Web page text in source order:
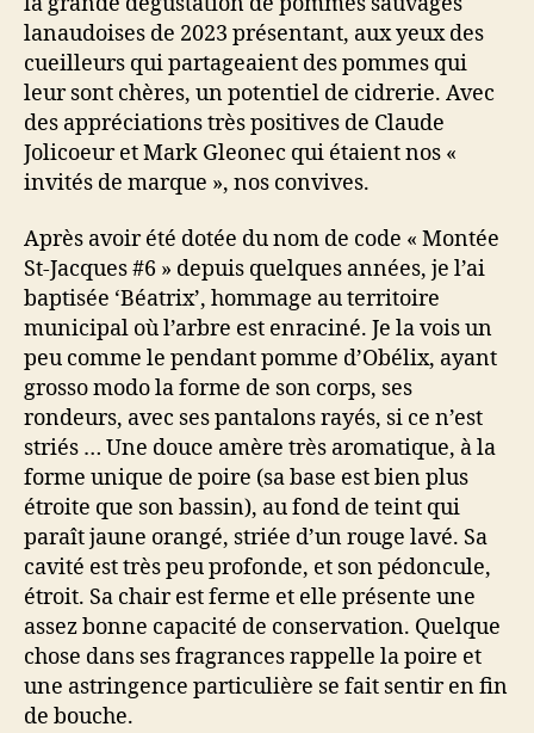
lanaudoises de 2023 présentant, aux yeux des
cueilleurs qui partageaient des pommes qui
leur sont chères, un potentiel de cidrerie. Avec
des appréciations très positives de Claude
Jolicoeur et Mark Gleonec qui étaient nos «
invités de marque », nos convives.
Après avoir été dotée du nom de code « Montée
St-Jacques #6 » depuis quelques années, je l’ai
baptisée ‘Béatrix’, hommage au territoire
municipal où l’arbre est enraciné. Je la vois un
peu comme le pendant pomme d’Obélix, ayant
grosso modo la forme de son corps, ses
rondeurs, avec ses pantalons rayés, si ce n’est
striés … Une douce amère très aromatique, à la
forme unique de poire (sa base est bien plus
étroite que son bassin), au fond de teint qui
paraît jaune orangé, striée d’un rouge lavé. Sa
cavité est très peu profonde, et son pédoncule,
étroit. Sa chair est ferme et elle présente une
assez bonne capacité de conservation. Quelque
chose dans ses fragrances rappelle la poire et
une astringence particulière se fait sentir en fin
de bouche.